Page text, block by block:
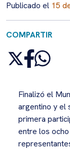
Publicado el 15
COMPARTIR
Finalizó el
argentino y el
primera
entre los